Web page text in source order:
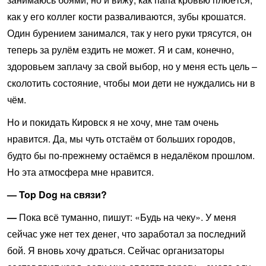
как у его коллег кости разваливаются, зубы крошатся.
Один бурением занимался, так у него руки трясутся, он
теперь за рулём ездить не может. Я и сам, конечно,
здоровьем заплачу за свой выбор, но у меня есть цель –
сколотить состояние, чтобы мои дети не нуждались ни в
чём.
Но и покидать Кировск я не хочу, мне там очень
нравится. Да, мы чуть отстаём от больших городов,
будто бы по-прежнему остаёмся в недалёком прошлом.
Но эта атмосфера мне нравится.
— Top Dog на связи?
— Пока всё туманно, пишут: «Будь на чеку». У меня
сейчас уже нет тех денег, что заработал за последний
бой. Я вновь хочу драться. Сейчас организаторы